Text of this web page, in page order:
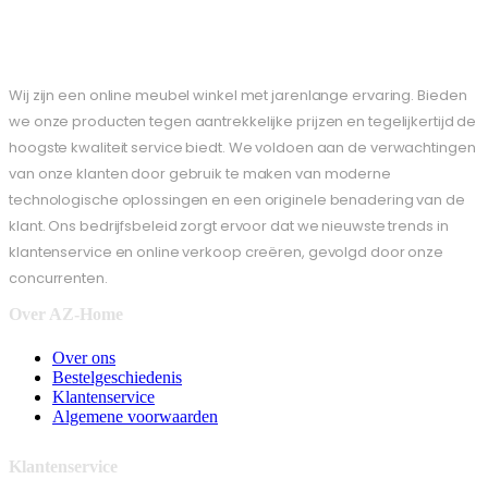
Wij zijn een online meubel winkel met jarenlange ervaring. Bieden
we onze producten tegen aantrekkelijke prijzen en tegelijkertijd de
hoogste kwaliteit service biedt. We voldoen aan de verwachtingen
van onze klanten door gebruik te maken van moderne
technologische oplossingen en een originele benadering van de
klant. Ons bedrijfsbeleid zorgt ervoor dat we nieuwste trends in
klantenservice en online verkoop creëren, gevolgd door onze
concurrenten.
Over AZ-Home
Over ons
Bestelgeschiedenis
Klantenservice
Algemene voorwaarden
Klantenservice